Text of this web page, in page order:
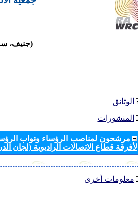
(جنيف، سويسرا، 15
الوثائق
المنشورات
مرشحون لمناصب الرؤساء ونواب
لأفرقة قطاع الاتصالات الراديوية (لجان
معلومات أخرى